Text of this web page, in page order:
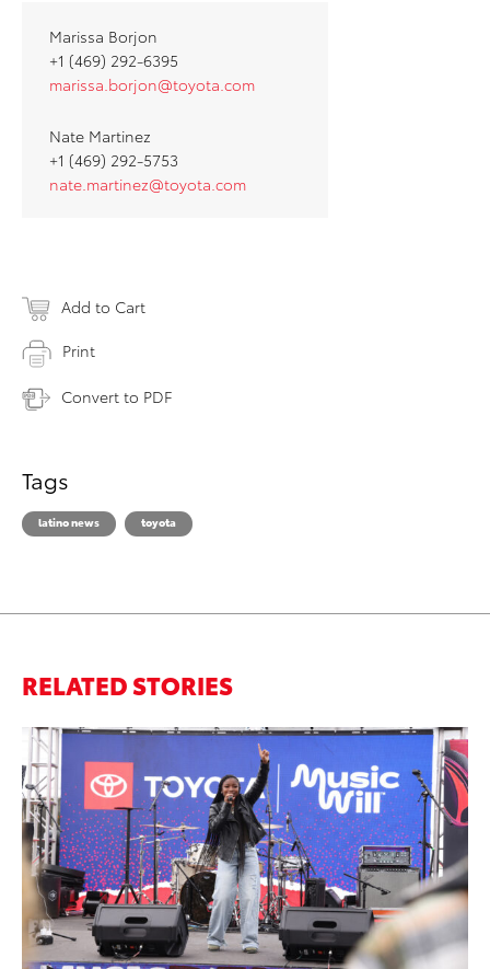
Marissa Borjon
+1 (469) 292-6395
marissa.borjon@toyota.com
Nate Martinez
+1 (469) 292-5753
nate.martinez@toyota.com
Add to Cart
Print
Convert to PDF
Tags
latino news toyota
RELATED STORIES